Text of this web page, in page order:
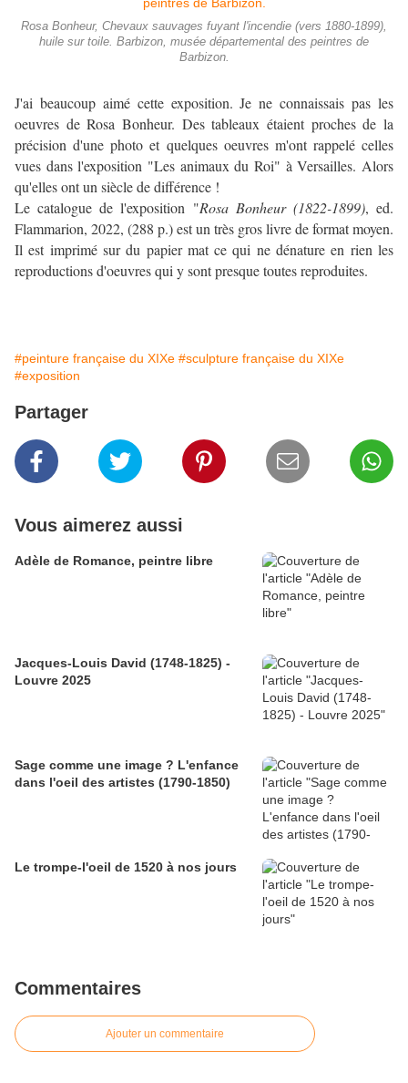
Rosa Bonheur, Chevaux sauvages fuyant l'incendie (vers 1880-1899),
huile sur toile. Barbizon, musée départemental des peintres de
Barbizon.
J'ai beaucoup aimé cette exposition. Je ne connaissais pas les
oeuvres de Rosa Bonheur. Des tableaux étaient proches de la
précision d'une photo et quelques oeuvres m'ont rappelé celles
vues dans l'exposition "Les animaux du Roi" à Versailles. Alors
qu'elles ont un siècle de différence !
Le catalogue de l'exposition "Rosa Bonheur (1822-1899), ed.
Flammarion, 2022, (288 p.) est un très gros livre de format moyen.
Il est imprimé sur du papier mat ce qui ne dénature en rien les
reproductions d'oeuvres qui y sont presque toutes reproduites.
#peinture française du XIXe #sculpture française du XIXe
#exposition
Partager
Vous aimerez aussi
Adèle de Romance, peintre libre
Jacques-Louis David (1748-1825) -
Louvre 2025
Sage comme une image ? L'enfance
dans l'oeil des artistes (1790-1850)
Le trompe-l'oeil de 1520 à nos jours
Commentaires
Ajouter un commentaire